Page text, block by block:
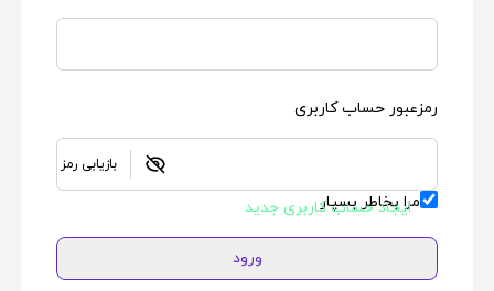
رمزعبور حساب کاربری
بازیابی رمز
مرا بخاطر بسپار
ایجاد حساب کاربری جدید
ورود